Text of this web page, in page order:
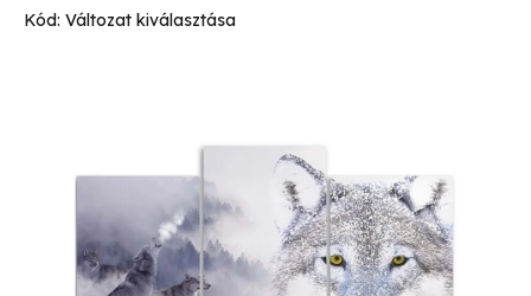
Kód: Változat kiválasztása